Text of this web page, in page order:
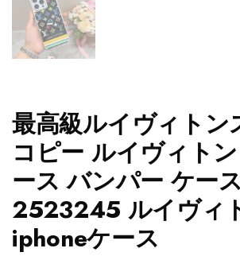
最高級ルイヴィトン
コピー ルイヴィト
ース バンパー ケース
2523245 ルイヴィ
iphoneケース